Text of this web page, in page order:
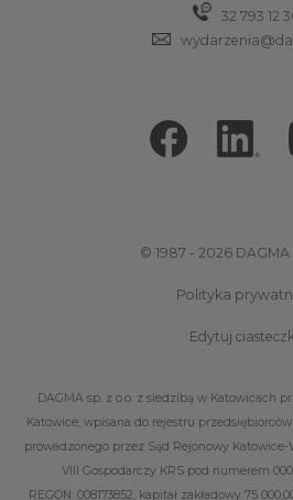
32 793 12
© 1987 - 2026 DAGMA
Polityka
Edytuj
DAGMA sp. z o.o. z siedzibą w Katowicach
Katowice, wpisana do rejestru
prowadzonego przez Sąd Rejonowy
VIII Gospodarczy KRS pod numerem
REGON: 008173852, kapitał zakładowy 75